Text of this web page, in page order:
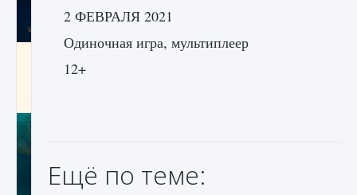
Creatures of Ava
2 ФЕВРАЛЯ 2021
Одиночная игра, мультиплеер
12+
Ещё по теме: